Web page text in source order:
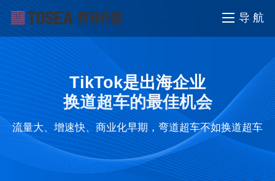
导 航
TikTok是出海企业
换道超车的最佳机会
流量大、增速快、商业化早期，弯道超车不如换道超车